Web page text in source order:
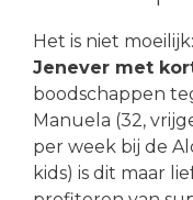
Het is niet moeilijk:
Jenever met
boodschappen
Manuela (32,
per week bij de
kids) is dit maar